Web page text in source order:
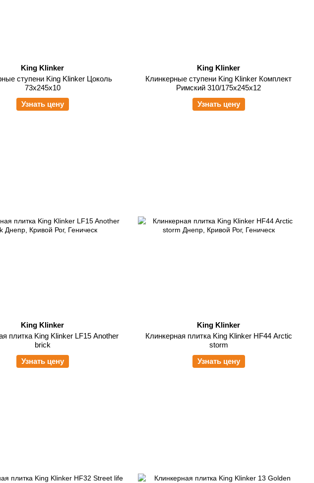
King Klinker
ступени King Klinker Цоколь
73x245x10
Узнать цену
King Klinker
Клинкерные ступени King Klinker Комплект
Римский 310/175x245x12
Узнать цену
King Klinker
плитка King Klinker LF15 Another
brick
Узнать цену
King Klinker
Клинкерная плитка King Klinker HF44 Arctic
storm
Узнать цену